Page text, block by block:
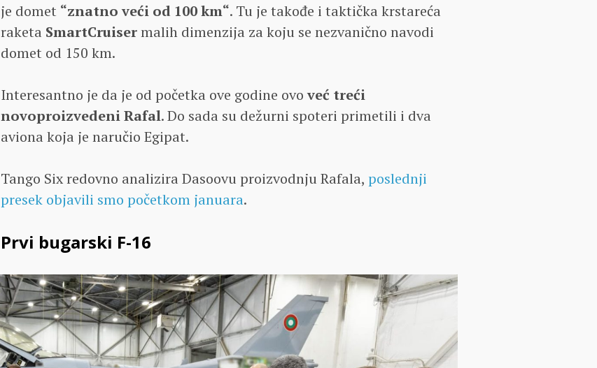
je domet “znatno veći od 100 km“. Tu je takođe i taktička krstareća
raketa SmartCruisermalih dimenzija za koju se nezvanično navodi
domet od 150 km.
Interesantno je da je od početka ove godine ovoveć treći
novoproizvedeni Rafal. Do sada su dežurni spoteri primetili i dva
aviona koja je naručio Egipat.
Tango Six redovno analizira Dasoovu proizvodnju Rafala, poslednji
presek objavili smo početkom januara.
Prvi bugarski F-16